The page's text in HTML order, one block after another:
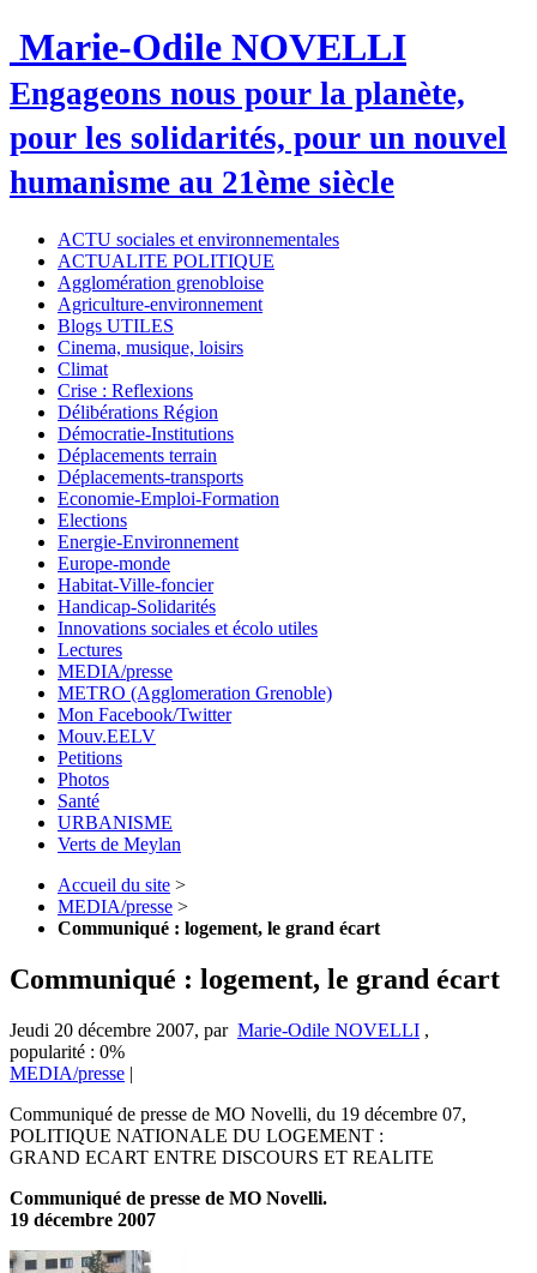
Marie-Odile NOVELLI
Engageons nous pour la planète,
pour les solidarités, pour un nouvel
humanisme au 21ème siècle
ACTU sociales et environnementales
ACTUALITE POLITIQUE
Agglomération grenobloise
Agriculture-environnement
Blogs UTILES
Cinema, musique, loisirs
Climat
Crise : Reflexions
Délibérations Région
Démocratie-Institutions
Déplacements terrain
Déplacements-transports
Economie-Emploi-Formation
Elections
Energie-Environnement
Europe-monde
Habitat-Ville-foncier
Handicap-Solidarités
Innovations sociales et écolo utiles
Lectures
MEDIA/presse
METRO (Agglomeration Grenoble)
Mon Facebook/Twitter
Mouv.EELV
Petitions
Photos
Santé
URBANISME
Verts de Meylan
Accueil du site >
MEDIA/presse >
Communiqué : logement, le grand écart
Communiqué : logement, le grand écart
Jeudi 20 décembre 2007, par Marie-Odile NOVELLI ,
popularité : 0%
MEDIA/presse |
Communiqué de presse de MO Novelli, du 19 décembre 07,
POLITIQUE NATIONALE DU LOGEMENT :
GRAND ECART ENTRE DISCOURS ET REALITE
Communiqué de presse de MO Novelli.
19 décembre 2007